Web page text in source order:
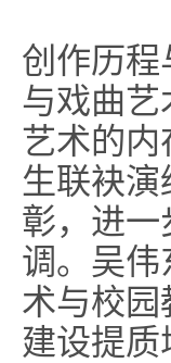
现场
创作历
与戏曲
艺术的
生联袂
彰，进
调。吴
术与校
建设提质